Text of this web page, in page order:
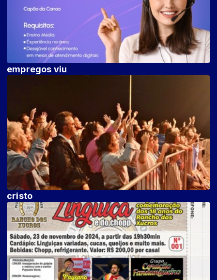
empregos viu
cristo